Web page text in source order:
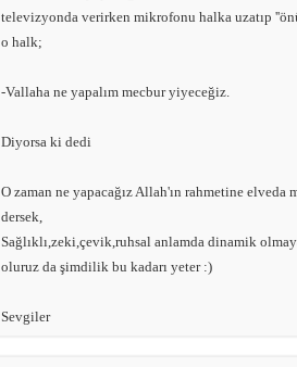
televizyonda verirken mikrofonu halka uzatıp
o halk;
-Vallaha ne yapalım mecbur yiyeceğiz.
Diyorsa ki dedi
O zaman ne yapacağız Allah'ın rahmetine
dersek,
Sağlıklı,zeki,çevik,ruhsal anlamda dinamik
oluruz da şimdilik bu kadarı yeter :)
Sevgiler